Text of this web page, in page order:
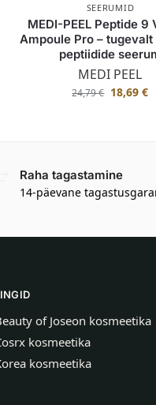
SEERUMID
MEDI-PEEL Peptide 9
Ampoule Pro –
peptiidide
MEDI PEEL
24,79€ 18,69€
Raha tagastamine
14-päevane
of Joseon kosmeetika
kosmeetika
kosmeetika